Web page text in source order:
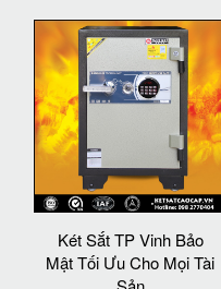
Két Sắt TP Vinh Bảo
Mật Tối Ưu Cho Mọi Tài